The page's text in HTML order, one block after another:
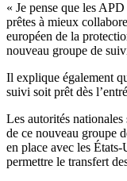
« Je pense que les
prêtes à mieux
européen de la
nouveau groupe de
Il explique également
suivi soit prêt dès
Les autorités
de ce nouveau groupe
en place avec les
permettre le transfert